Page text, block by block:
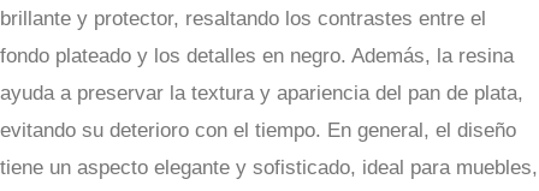
brillante y protector, resaltando los contrastes entre el
fondo plateado y los detalles en negro. Además, la resina
ayuda a preservar la textura y apariencia del pan de plata,
evitando su deterioro con el tiempo. En general, el diseño
tiene un aspecto elegante y sofisticado, ideal para muebles,